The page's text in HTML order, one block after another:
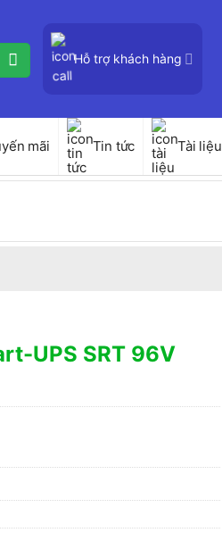
Hỗ trợ khách hàng
mãi Tin tức Tài liệu
UPS SRT 96V